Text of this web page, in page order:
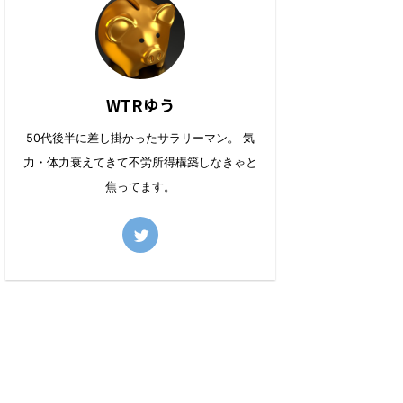
WTRゆう
50代後半に差し掛かったサラリーマン。 気
力・体力衰えてきて不労所得構築しなきゃと
焦ってます。